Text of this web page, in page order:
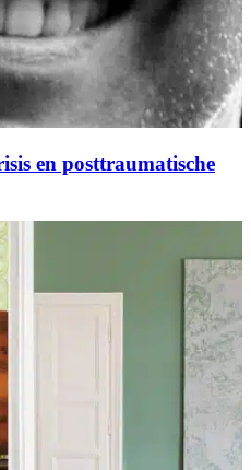
en posttraumatische